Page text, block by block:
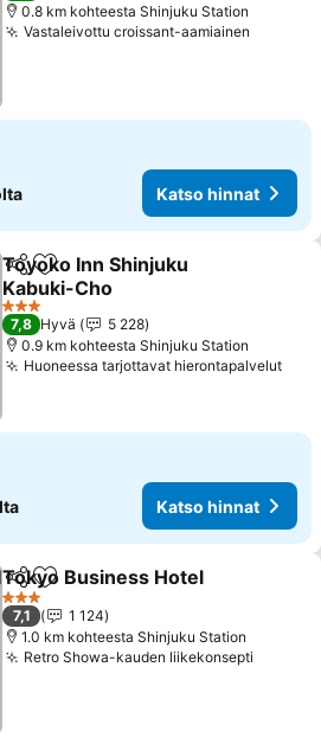
0.8 km kohteesta Shinjuku Station
Vastaleivottu croissant-aamiainen
Katso hinnat
Jaa Lisää suosikkeihin
Toyoko Inn Shinjuku
Kabuki-Cho
Katso hinnat
3 Tähtiluokitus
7,8 Hyvä
5 228
0.9 km kohteesta Shinjuku Station
Huoneessa tarjottavat hierontapalvelut
Katso hinnat
Jaa Lisää suosikkeihin
Tokyo Business Hotel
3 Tähtiluokitus
7,1
1 124
1.0 km kohteesta Shinjuku Station
Retro Showa-kauden liikekonsepti